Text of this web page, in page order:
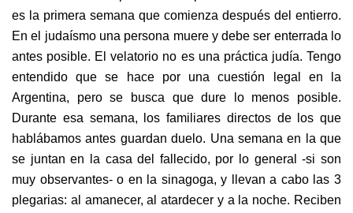
es la primera semana que comienza después del entierro.
En el judaísmo una persona muere y debe ser enterrada lo
antes posible. El velatorio no es una práctica judía. Tengo
entendido que se hace por una cuestión legal en la
Argentina, pero se busca que dure lo menos posible.
Durante esa semana, los familiares directos de los que
hablábamos antes guardan duelo. Una semana en la que
se juntan en la casa del fallecido, por lo general -si son
muy observantes- o en la sinagoga, y llevan a cabo las 3
plegarias: al amanecer, al atardecer y a la noche. Reciben